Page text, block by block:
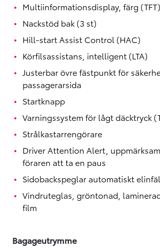
Multiinformationsdisplay, färg (TFT)
Nackstöd bak (3 st)
Hill-start Assist Control (HAC)
Körfilsassistans, intelligent (LTA)
Justerbar övre fästpunkt för
passagerarsida
Startknapp
Varningssystem för lågt däcktryck
Strålkastarrengörare
Driver Attention Alert,
föraren att ta en paus
Sidobackspeglar automatiskt
Vindruteglas, gröntonad,
film
Bagageutrymme